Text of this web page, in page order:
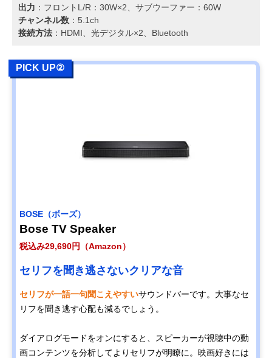
出力 ：フロントL/R：30W×2、サブウーファー：60W
チャンネル数 ：5.1ch
接続方法 ：HDMI、光デジタル×2、Bluetooth
PICK UP②
BOSE（ボーズ）
Bose TV Speaker
税込み29,690円（Amazon）
セリフを聞き逃さないクリアな音
セリフが一語一句聞こえやすいサウンドバーです。大事なセ
リフを聞き逃す心配も減るでしょう。
ダイアログモードをオンにすると、スピーカーが視聴中の動
画コンテンツを分析してよりセリフが明瞭に。映画好きには